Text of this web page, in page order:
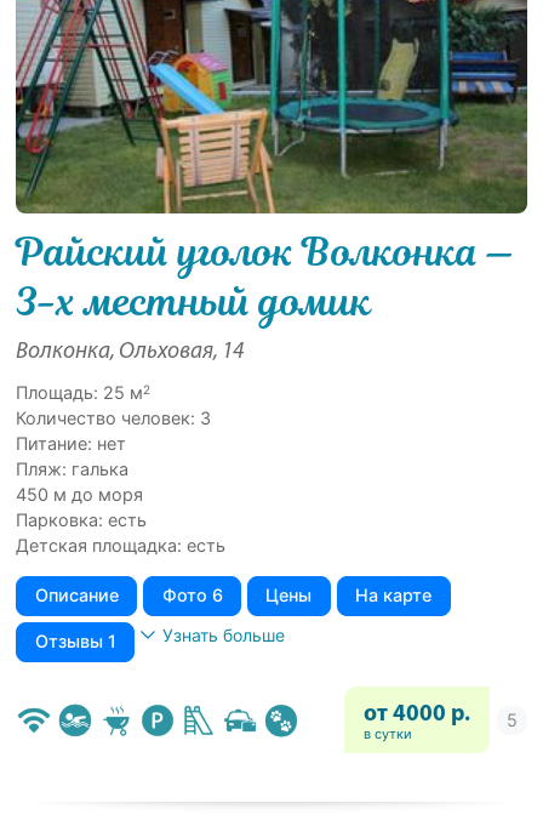
Райский уголок Волконка —
3-х местный домик
Волконка, Ольховая, 14
Площадь: 25 м2
Количество человек: 3
Питание: нет
Пляж: галька
450 м до моря
Парковка: есть
Детская площадка: есть
Описание Фото 6 Цены На карте
Отзывы 1 Узнать больше
от 4000 р.
в сутки